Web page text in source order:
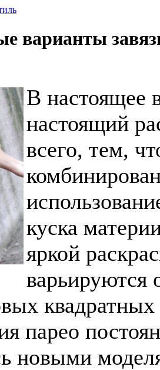
варианты
В настоящее
настоящий
всего, тем,
куска
яркой
варьируются
парео
новыми